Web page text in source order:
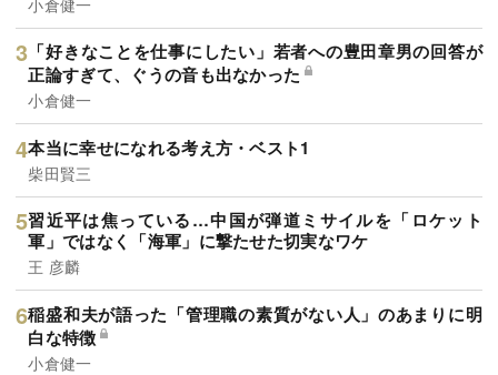
「好きなことを仕事にしたい」若者への豊田章男の回答が
正論すぎて、ぐうの音も出なかった
小倉健一
本当に幸せになれる考え方・ベスト1
柴田賢三
習近平は焦っている…中国が弾道ミサイルを「ロケット
軍」ではなく「海軍」に撃たせた切実なワケ
王 彦麟
稲盛和夫が語った「管理職の素質がない人」のあまりに明
白な特徴
小倉健一